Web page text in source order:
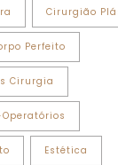
Cirurgião
Perfeito
Cirurgia
Estética